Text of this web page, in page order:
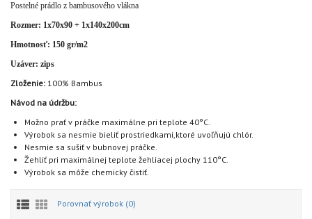
Postelné prádlo z bambusového vlákna
Rozmer: 1x70x90 + 1x140x200cm
Hmotnosť: 150 gr/m2
Uzáver: zips
Zloženie: 100% Bambus
Návod na údržbu:
Možno prať v práčke maximálne pri teplote 40°C.
Výrobok sa nesmie bieliť prostriedkami,ktoré uvoľňujú chlór.
Nesmie sa sušiť v bubnovej práčke.
Žehliť pri maximálnej teplote žehliacej plochy 110°C.
Výrobok sa môže chemicky čistiť.
Porovnať výrobok (0)